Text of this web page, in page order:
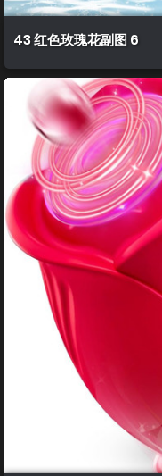
43 红色玫瑰花副图 6